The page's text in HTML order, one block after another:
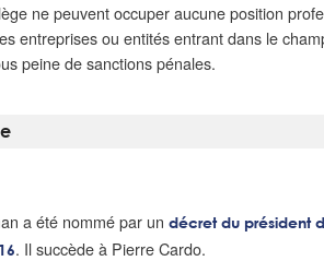
ne peuvent occuper aucune position
entreprises ou entités entrant dans le
peine de sanctions pénales.
a été nommé par un décret du président
. Il succède à Pierre Cardo.